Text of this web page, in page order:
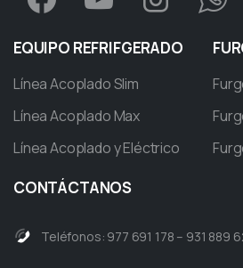
EQUIPO REFRIFGERADO
Línea Acoplado Slim
Línea Acoplado Max
Línea Acoplado y Eléctrico
CONTÁCTANOS
Teléfonos: 977 691 178 – 931 889